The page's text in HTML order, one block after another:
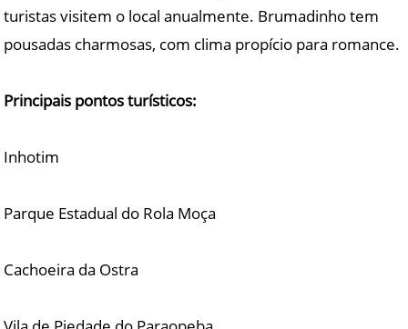
turistas visitem o local anualmente. Brumadinho tem
pousadas charmosas, com clima propício para romance.
Principais pontos turísticos:
Inhotim
Parque Estadual do Rola Moça
Cachoeira da Ostra